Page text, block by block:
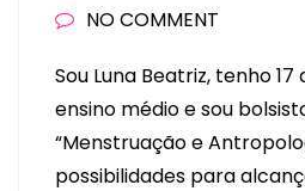
NO COMMENT
Sou Luna Beatriz, tenho
ensino médio e sou
“Menstruação e
possibilidades para